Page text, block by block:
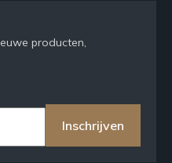
producten,
Inschrijven